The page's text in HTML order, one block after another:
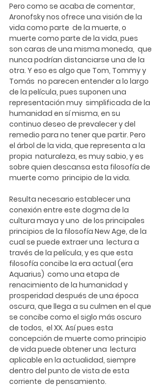
Pero como se acaba de comentar,
Aronofsky nos ofrece una visión de la
vida como parte  de la muerte, o
muerte como parte de la vida, pues
son caras de una misma moneda,  que
nunca podrían distanciarse una de la
otra. Y eso es algo que Tom, Tommy y
Tomás  no parecen entender a lo largo
de la película, pues suponen una
representación muy  simplificada de la
humanidad en sí misma, en su
continuo deseo de prevalecer y del
remedio para no tener que partir. Pero
el árbol de la vida, que representa a la
propia  naturaleza, es muy sabio, y es
sobre quien descansa esta filosofía de
muerte como  principio de la vida.
Resulta necesario establecer una
conexión entre este dogma de la
cultura maya y uno  de los principales
principios de la filosofía New Age, de la
cual se puede extraer una  lectura a
través de la película, y es que esta
filosofía concibe la era actual (era
Aquarius)  como una etapa de
renacimiento de la humanidad y
prosperidad después de una época
oscura, que llega a su culmen en el que
se concibe como el siglo más oscuro
de todos,  el XX. Así pues esta
concepción de muerte como principio
de vida puede obtener una  lectura
aplicable en la actualidad, siempre
dentro del punto de vista de esta
corriente  de pensamiento.